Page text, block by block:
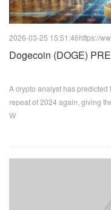
2026-03-25 15:51:46https://
Dogecoin (DOGE)
A crypto analyst has
repeat of 2024 again, giving
W